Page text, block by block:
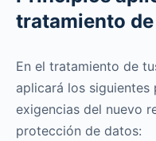
tratamiento
En el tratamiento de
aplicará los siguientes
exigencias del nuevo
protección de datos: